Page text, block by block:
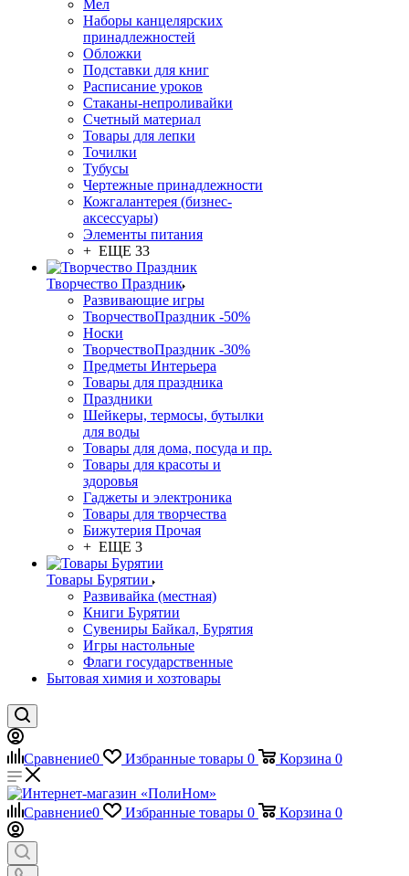
Мел
Наборы канцелярских
принадлежностей
Обложки
Подставки для книг
Расписание уроков
Стаканы-непроливайки
Счетный материал
Товары для лепки
Точилки
Тубусы
Чертежные принадлежности
Кожгалантерея (бизнес-
аксессуары)
Элементы питания
+ ЕЩЕ 33
Творчество Праздник
Развивающие игры
ТворчествоПраздник -50%
Носки
ТворчествоПраздник -30%
Предметы Интерьера
Товары для праздника
Праздники
Шейкеры, термосы, бутылки
для воды
Товары для дома, посуда и пр.
Товары для красоты и
здоровья
Гаджеты и электроника
Товары для творчества
Бижутерия Прочая
+ ЕЩЕ 3
Товары Бурятии
Развивайка (местная)
Книги Бурятии
Сувениры Байкал, Бурятия
Игры настольные
Флаги государственные
Бытовая химия и хозтовары
Сравнение0 Избранные товары 0 Корзина 0
Сравнение0 Избранные товары 0 Корзина 0